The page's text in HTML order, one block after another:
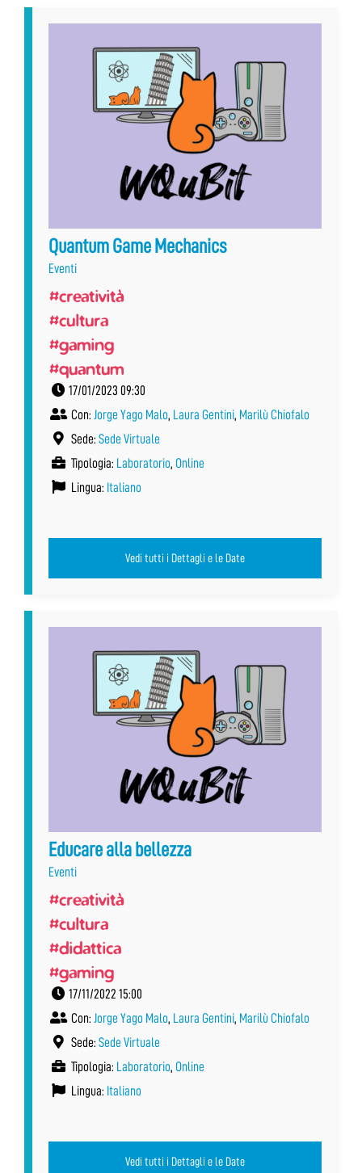
Quantum Game Mechanics
Eventi
#creatività
#cultura
#gaming
#quantum
17/01/2023 09:30
Con: Jorge Yago Malo, Laura Gentini, Marilù Chiofalo
Sede: Sede Virtuale
Tipologia: Laboratorio, Online
Lingua: Italiano
Vedi tutti i Dettagli e le Date
Educare alla bellezza
Eventi
#creatività
#cultura
#didattica
#gaming
17/11/2022 15:00
Con: Jorge Yago Malo, Laura Gentini, Marilù Chiofalo
Sede: Sede Virtuale
Tipologia: Laboratorio, Online
Lingua: Italiano
Vedi tutti i Dettagli e le Date